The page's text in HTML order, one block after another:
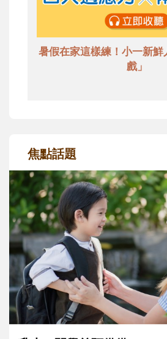
暑假在家這樣練！小一新
戲」
焦點話題